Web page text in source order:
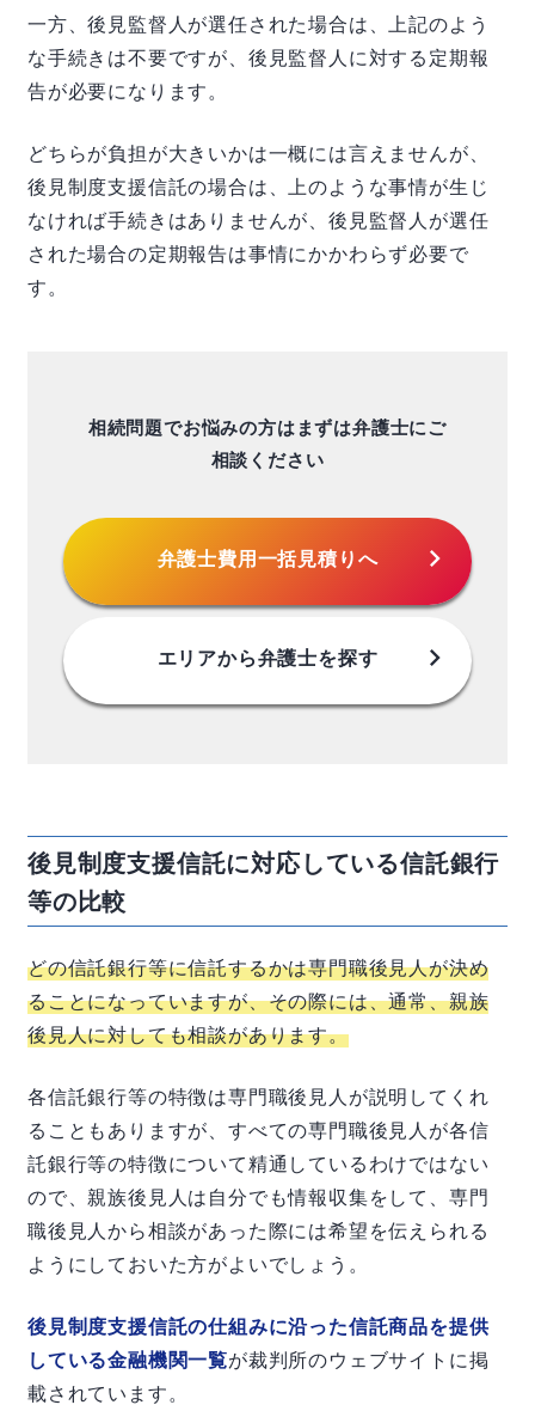
一方、後見監督人が選任された場合は、上記のよう
な手続きは不要ですが、後見監督人に対する定期報
告が必要になります。
どちらが負担が大きいかは一概には言えませんが、
後見制度支援信託の場合は、上のような事情が生じ
なければ手続きはありませんが、後見監督人が選任
された場合の定期報告は事情にかかわらず必要で
す。
相続問題でお悩みの方はまずは弁護士にご
相談ください
弁護士費用一括見積りへ chevron_right
エリアから弁護士を探す chevron_right
後見制度支援信託に対応している信託銀行
等の比較
どの信託銀行等に信託するかは専門職後見人が決め
ることになっていますが、その際には、通常、親族
後見人に対しても相談があります。
各信託銀行等の特徴は専門職後見人が説明してくれ
ることもありますが、すべての専門職後見人が各信
託銀行等の特徴について精通しているわけではない
ので、親族後見人は自分でも情報収集をして、専門
職後見人から相談があった際には希望を伝えられる
ようにしておいた方がよいでしょう。
後見制度支援信託の仕組みに沿った信託商品を提供
している金融機関一覧が裁判所のウェブサイトに掲
載されています。